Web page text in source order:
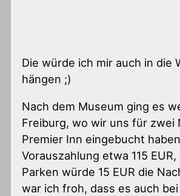
Die würde ich mir auch in die
hängen ;)
Nach dem Museum ging es
Freiburg, wo wir uns für zwei
Premier Inn eingebucht
Vorauszahlung etwa 115
Parken würde 15 EUR die
war ich froh, dass es auch